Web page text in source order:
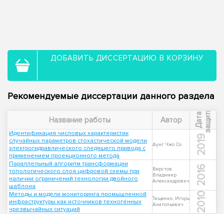
ДОБАВИТЬ ДИССЕРТАЦИЮ В КОРЗИНУ
Рекомендуемые диссертации данного раздела
Название работы Автор Д
а
т
а
з
а
щ
и
т ы
Идентификация числовых характеристик
случайных параметров стохастической модели
электрогидравлического следящего привода с
применением проекционного метода
Аунг Чжо Со 2019
Параллельный алгоритм трансформации
топологического слоя цифровой схемы при
наличии ограничений технологии двойного
шаблона
Верстов
Владимир
Александрович
2016
Методы и модели мониторинга промышленной
инфраструктуры как источников техногенных
чрезвычайных ситуаций
Тищенко, Игорь
Анатольевич
2010